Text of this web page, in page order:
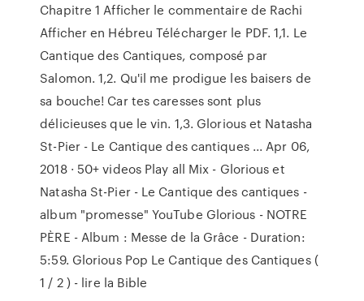
Chapitre 1 Afficher le commentaire de Rachi
Afficher en Hébreu Télécharger le PDF. 1,1. Le
Cantique des Cantiques, composé par
Salomon. 1,2. Qu'il me prodigue les baisers de
sa bouche! Car tes caresses sont plus
délicieuses que le vin. 1,3. Glorious et Natasha
St-Pier - Le Cantique des cantiques ... Apr 06,
2018 · 50+ videos Play all Mix - Glorious et
Natasha St-Pier - Le Cantique des cantiques -
album "promesse" YouTube Glorious - NOTRE
PÈRE - Album : Messe de la Grâce - Duration:
5:59. Glorious Pop Le Cantique des Cantiques (
1 / 2 ) - lire la Bible